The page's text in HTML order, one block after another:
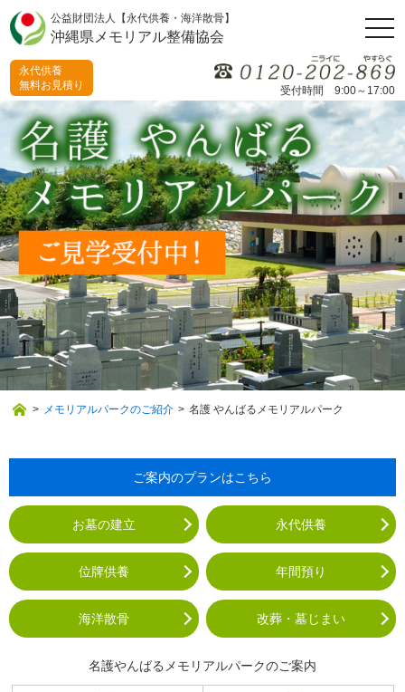
公益財団法人【永代供養・海洋散骨】
沖縄県メモリアル整備協会
受付時間 9:00～17:00
永代供養
無料お見積り
> メモリアルパークのご紹介 > 名護 やんばるメモリアルパーク
ご案内のプランはこちら
お墓の建立 永代供養
位牌供養 年間預り
海洋散骨 改葬・墓じまい
名護やんばるメモリアルパークのご案内